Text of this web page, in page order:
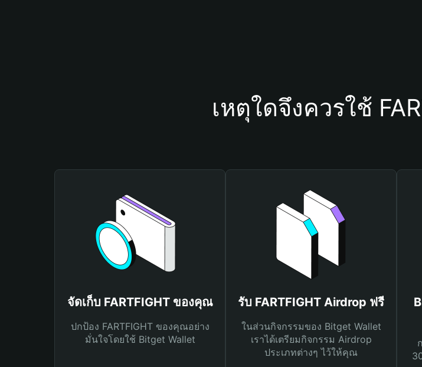
เหตุใดจึงควรใช้
จัดเก็บ FARTFIGHT ของคุณ
ปกป้อง FARTFIGHT ของคุณอย่าง
มั่นใจโดยใช้ Bitget Wallet
รับ FARTFIGHT Airdrop ฟรี
ในส่วนกิจกรรมของ Bitget Wallet
เราได้เตรียมกิจกรรม Airdrop
ประเภทต่างๆ ไว้ให้คุณ